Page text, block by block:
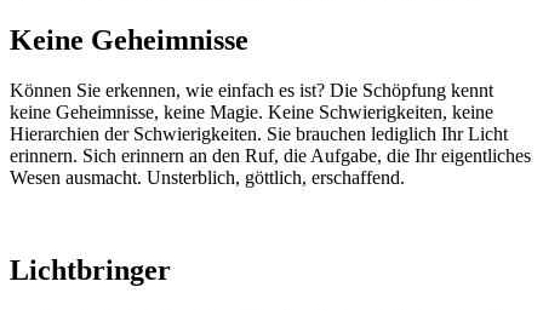
Keine Geheimnisse
Können Sie erkennen, wie einfach es ist? Die Schöpfung kennt
keine Geheimnisse, keine Magie. Keine Schwierigkeiten, keine
Hierarchien der Schwierigkeiten. Sie brauchen lediglich Ihr Licht
erinnern. Sich erinnern an den Ruf, die Aufgabe, die Ihr eigentliches
Wesen ausmacht. Unsterblich, göttlich, erschaffend.
Lichtbringer